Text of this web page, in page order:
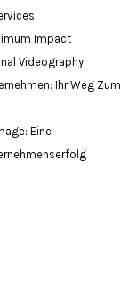
Impact
Videography
Ihr Weg Zum
Eine